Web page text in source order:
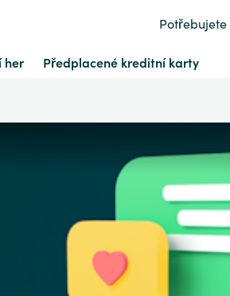
Potřebujete
her Předplacené kreditní karty